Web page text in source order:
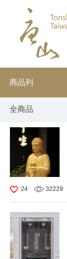
商品列
全商品
24 32229